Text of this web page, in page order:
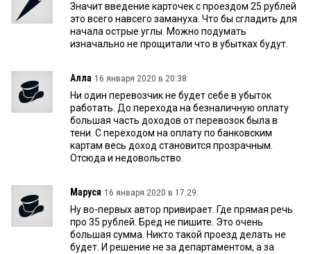
Значит введение карточек с проездом 25 рублей
это всего навсего замануха. Что бы сгладить для
начала острые углы. Можно подумать
изначально не прощитали что в убытках будут.
Алла 16 января 2020 в 20:38:
Ни один перевозчик не будет себе в убыток
работать. До перехода на безналичную оплату
большая часть доходов от перевозок была в
тени. С переходом на оплату по банковским
картам весь доход становится прозрачным.
Отсюда и недовольство.
Маруся 16 января 2020 в 17:29:
Ну во-первых автор привирает. Где прямая речь
про 35 рублей. Бред не пишите. Это очень
большая сумма. Никто такой проезд делать не
будет. И решение не за департаментом, а за